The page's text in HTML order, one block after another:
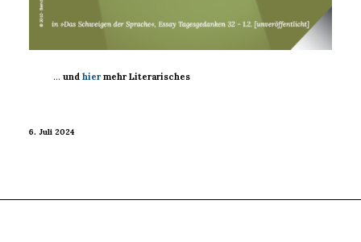
…undhier mehr Literarisches
6. Juli 2024